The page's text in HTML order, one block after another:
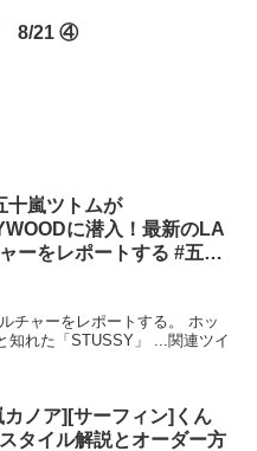
8/21 ④
十嵐ツトムが
に潜入！最新のLA
ーをレポートする #五十
ィン
チャーをレポートする。 ホッ
知れた「STUSSY」 ...関連ツイ
カノア][サーフィン]くん
タイル解説とオーダー方